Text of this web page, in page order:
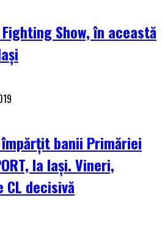
Show, în această
împărțit banii Primăriei
la Iași. Vineri,
CL decisivă